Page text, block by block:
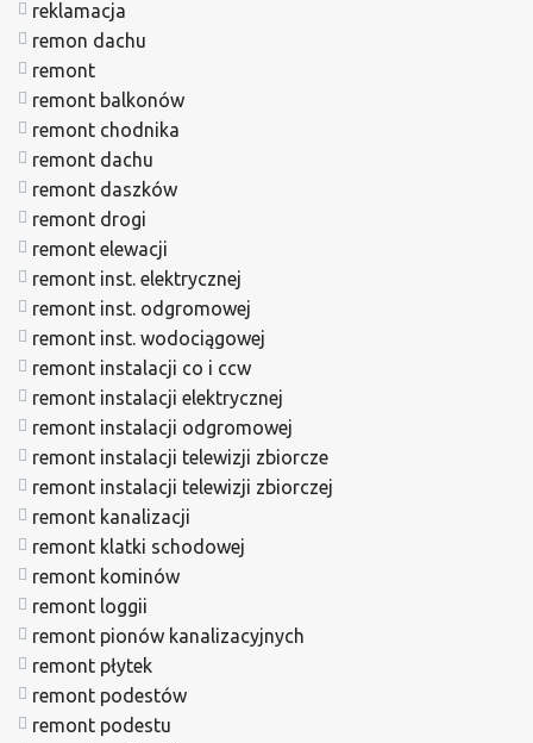
reklamacja
remon dachu
remont
remont balkonów
remont chodnika
remont dachu
remont daszków
remont drogi
remont elewacji
remont inst. elektrycznej
remont inst. odgromowej
remont inst. wodociągowej
remont instalacji co i ccw
remont instalacji elektrycznej
remont instalacji odgromowej
remont instalacji telewizji zbiorcze
remont instalacji telewizji zbiorczej
remont kanalizacji
remont klatki schodowej
remont kominów
remont loggii
remont pionów kanalizacyjnych
remont płytek
remont podestów
remont podestu